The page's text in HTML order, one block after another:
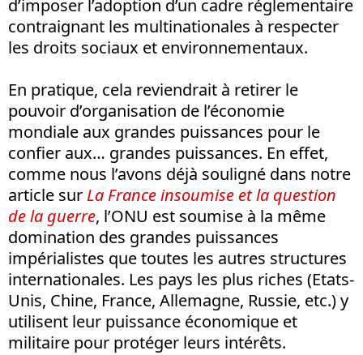
d’imposer l’adoption d’un cadre réglementaire
contraignant les multinationales à respecter
les droits sociaux et environnementaux.
En pratique, cela reviendrait à retirer le
pouvoir d’organisation de l’économie
mondiale aux grandes puissances pour le
confier aux… grandes puissances. En effet,
comme nous l’avons déjà souligné dans notre
article sur La France insoumise et la question
de la guerre, l’ONU est soumise à la même
domination des grandes puissances
impérialistes que toutes les autres structures
internationales. Les pays les plus riches (Etats-
Unis, Chine, France, Allemagne, Russie, etc.) y
utilisent leur puissance économique et
militaire pour protéger leurs intérêts.